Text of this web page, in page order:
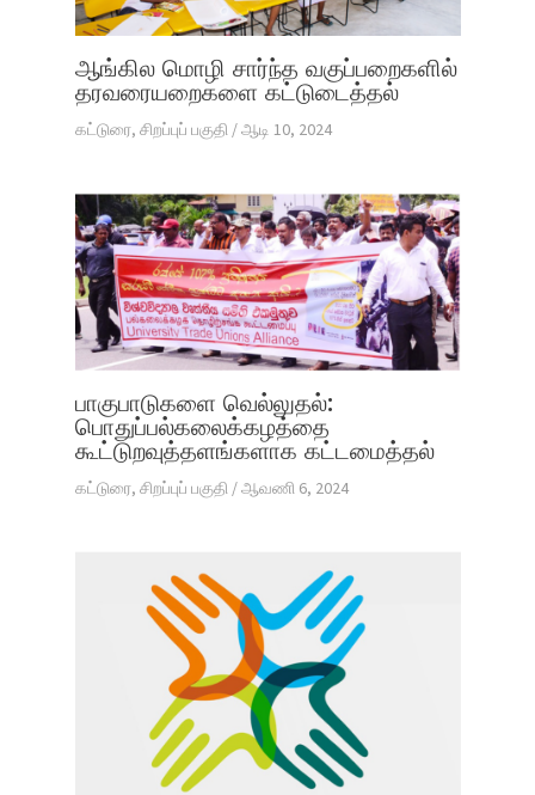
ஆங்கில மொழி சார்ந்த வகுப்பறைகளில்
தரவரையறைகளை கட்டுடைத்தல்
கட்டுரை, சிறப்புப் பகுதி/ஆடி 10, 2024
பாகுபாடுகளை வெல்லுதல்:
பொதுப்பல்கலைக்கழத்தை
கூட்டுறவுத்தளங்களாக கட்டமைத்தல்
கட்டுரை, சிறப்புப் பகுதி/ஆவணி 6, 2024